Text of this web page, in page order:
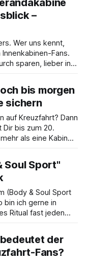
gestrichen, das
–
Wer uns kennt,
Fans.
sparen, lieber in
letzten Reisen
bis morgen
sichern
auf Kreuzfahrt? Dann
Dir bis zum 20.
als eine Kabine
Soul Sport"
(Body & Soul Sport
bin ich gerne in
Ritual fast jeden
entspannen. 🏃‍♂️
der
Fans?